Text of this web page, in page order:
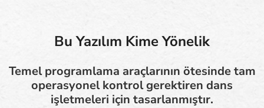
Bu Yazılım Kime Yönelik
Temel programlama araçlarının ötesinde tam
operasyonel kontrol gerektiren dans
işletmeleri için tasarlanmıştır.